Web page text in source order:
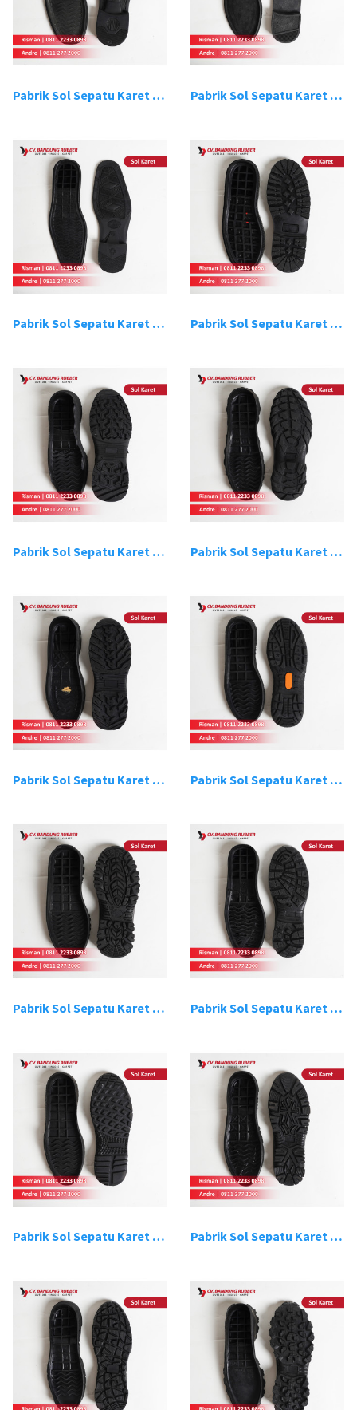
Pabrik Sol Sepatu Karet Bandung 3 Pabrik Sol Sepatu Karet Bandung 4
Pabrik Sol Sepatu Karet Bandung 5 Pabrik Sol Sepatu Karet Bandung 6
Pabrik Sol Sepatu Karet Bandung 7 Pabrik Sol Sepatu Karet Bandung 8
Pabrik Sol Sepatu Karet Bandung 9 Pabrik Sol Sepatu Karet Bandung 10
Pabrik Sol Sepatu Karet Bandung 11 Pabrik Sol Sepatu Karet Bandung 12
Pabrik Sol Sepatu Karet Bandung 13 Pabrik Sol Sepatu Karet Bandung 14